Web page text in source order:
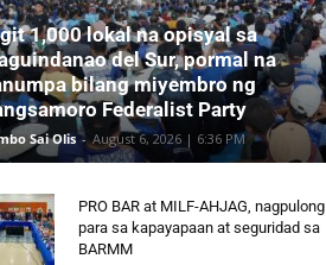
1,000 lokal na opisyal sa
del Sur, pormal na
bilang miyembro ng
Federalist Party
Sai Olis - August 6, 2026 | 6:36 PM
PRO BAR at MILF-AHJAG, nagpulong
para sa kapayapaan at seguridad sa
BARMM